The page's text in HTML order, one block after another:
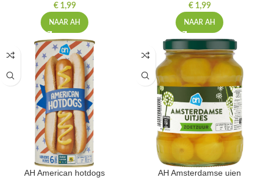
€1,99
NAAR AH
€1,99
NAAR AH
AH American hotdogs AH Amsterdamse uien